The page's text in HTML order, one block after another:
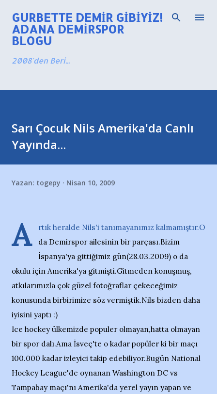
Ana içeriğe atla
GURBETTE DEMIR GIBIYIZ!
ADANA DEMIRSPOR
BLOGU
2008'den Beri...
Sarı Çocuk Nils Amerika'da Canlı
Yayında...
Yazan: togepy Nisan 10, 2009
A
rtık heralde Nils'i tanımayanımız kalmamıştır.O
da Demirspor ailesinin bir parçası.Bizim
İspanya'ya gittiğimiz gün(28.03.2009) o da
okulu için Amerika'ya gitmişti.Gitmeden konuşmuş,
atkılarımızla çok güzel fotoğraflar çekeceğimiz
konusunda birbirimize söz vermiştik.Nils bizden daha
iyisini yaptı :)
Ice hockey ülkemizde populer olmayan,hatta olmayan
bir spor dalı.Ama İsveç'te o kadar popüler ki bir maçı
100.000 kadar izleyici takip edebiliyor.Bugün National
Hockey League'de oynanan Washington DC vs
Tampabay maçı'nı Amerika'da yerel yayın yapan ve